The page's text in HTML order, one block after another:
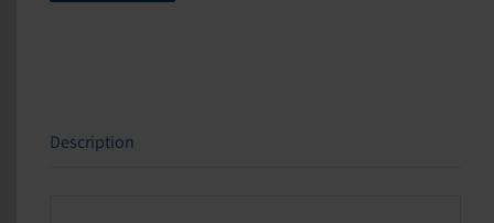
Description